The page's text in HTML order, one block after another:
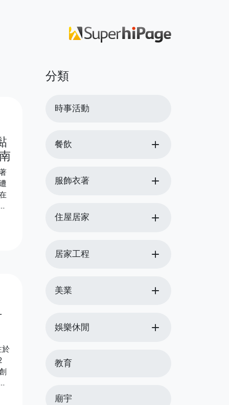
於
分類
時事活動
餐飲 add
服飾衣著 add
住屋居家 add
居家工程 add
美業 add
娛樂休閒 add
教育
廟宇